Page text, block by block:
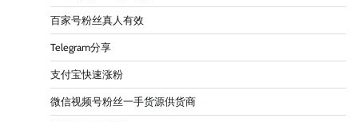
百家号粉丝真人有效
Telegram分享
支付宝快速涨粉
微信视频号粉丝一手货源供货商